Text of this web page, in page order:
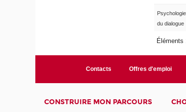
du dialogue
Éléments
Contacts Offres d'emploi
CONSTRUIRE MON PARCOURS